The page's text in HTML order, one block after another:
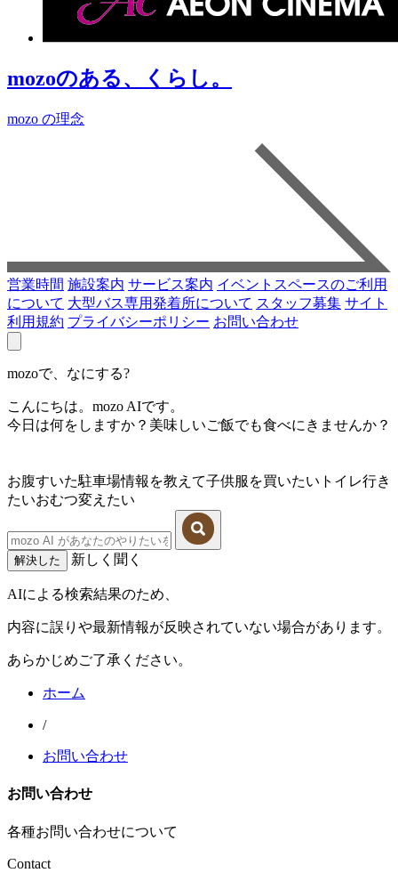
mozoのある、くらし。
mozo の理念
営業時間 施設案内 サービス案内 イベントスペースのご利用
について 大型バス専用発着所について スタッフ募集 サイト
利用規約 プライバシーポリシー お問い合わせ
mozoで、なにする?
こんにちは。mozo AIです。
今日は何をしますか？美味しいご飯でも食べにきませんか？
お腹すいた駐車場情報を教えて子供服を買いたい トイレ行き
たいおむつ変えたい
解決した 新しく聞く
AIによる検索結果のため、
内容に誤りや最新情報が反映されていない場合があります。
あらかじめご了承ください。
ホーム
/
お問い合わせ
お問い合わせ
各種お問い合わせについて
Contact